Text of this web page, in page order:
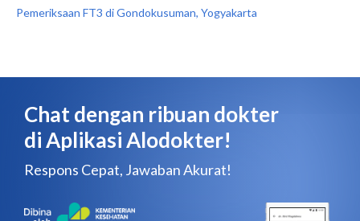
Pemeriksaan FT3 di Gondokusuman, Yogyakarta